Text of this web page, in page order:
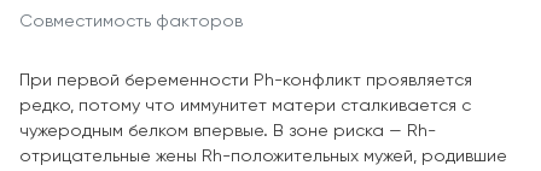
Совместимость факторов
При первой беременности Ph-конфликт проявляется
редко, потому что иммунитет матери сталкивается с
чужеродным белком впервые. В зоне риска — Rh-
отрицательные жены Rh-положительных мужей, родившие